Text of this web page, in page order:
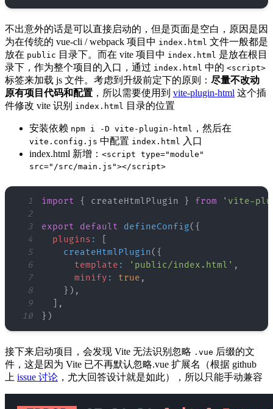
不出意外的话是可以直接启动的，但是页面是空白，原因是因
为在传统的 vue-cli / webpack 项目中 index.html 文件一般都是
放在 public 目录下。而在 vite 项目中 index.html 是放在根目
录下，作为整个项目的入口，通过 index.html 中的 <script>
标签来加载 js 文件。考虑到升级前定下的原则： 尽量不改动
原有项目代码和配置 ，所以需要使用到 vite-plugin-html 这个插
件修改 vite 识别 index.html 目录的位置
安装依赖 npm i -D vite-plugin-html ，然后在
vite.config.js 中配置 index.html 入口
index.html 新增： <script type="module"
src="/src/main.js"></script>
1 import { createHtmlPlugin } from
'vite-
2
3
export default defineConfig( {
4
plugins :
5
createHtmlPlugin( {
6
template : 'public/index.html' ,
7
minify : true ,
8
} ) ,
9
,
10
} )
接下来启动项目，会发现 Vite 无法识别忽略 .vue 后缀的文
件，这是因为 Vite 已不再默认忽略.vue 扩展名（根据 github
上 issue 讨论 ，尤大回答设计就是如此），所以只能手动兼容